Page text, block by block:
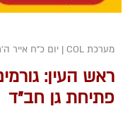
מערכת COL | יום כ"ח אייר ה׳תשס״ז
ראש העין:
פתיחת גן חב"ד